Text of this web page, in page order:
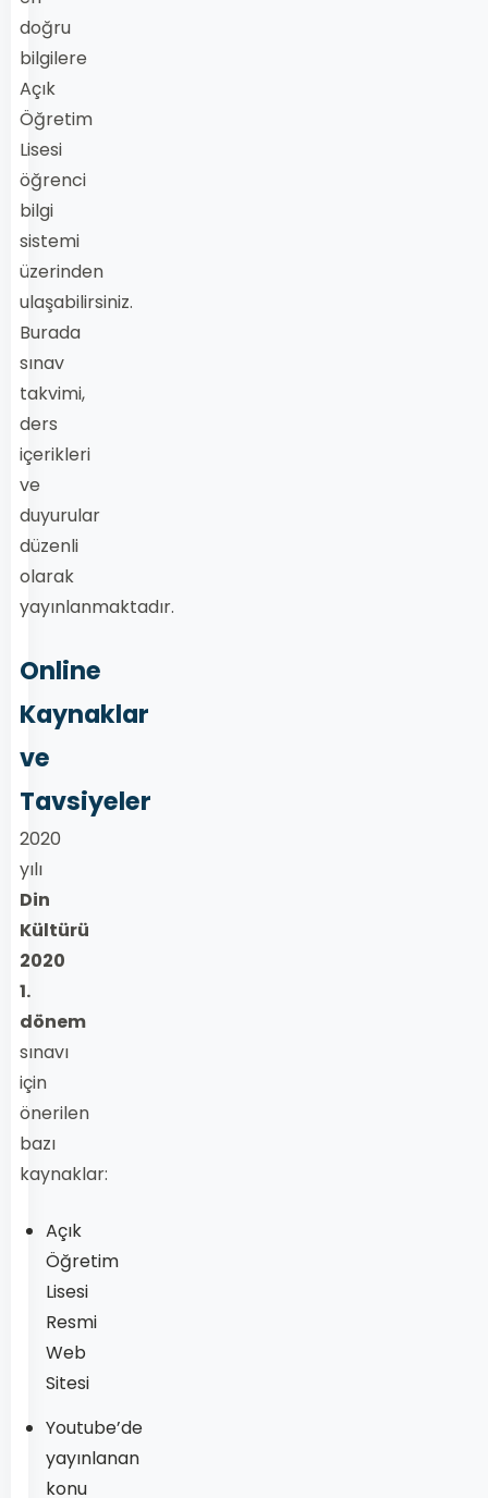
doğru
bilgilere
Açık
Öğretim
Lisesi
öğrenci
bilgi
sistemi
üzerinden
ulaşabilirsiniz.
Burada
sınav
takvimi,
ders
içerikleri
ve
duyurular
düzenli
olarak
yayınlanmaktadır.
Online
Kaynaklar
ve
Tavsiyeler
2020
yılı
Din
Kültürü
2020
1.
dönem
sınavı
için
önerilen
bazı
kaynaklar:
Açık
Öğretim
Lisesi
Resmi
Web
Sitesi
Youtube’de
yayınlanan
konu